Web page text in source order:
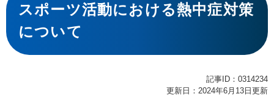
文
スポーツ活動における熱中症対策
について
記事ID：0314234
更新日：2024年6月13日更新